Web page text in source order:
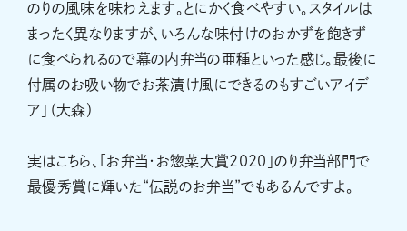
のりの風味を味わえます。とにかく食べやすい。スタイルは
まったく異なりますが、いろんな味付けのおかずを飽きず
に食べられるので幕の内弁当の亜種といった感じ。最後に
付属のお吸い物でお茶漬け風にできるのもすごいアイデ
ア」（大森）
実はこちら、「お弁当・お惣菜大賞2020」のり弁当部門で
最優秀賞に輝いた“伝説のお弁当”でもあるんですよ。